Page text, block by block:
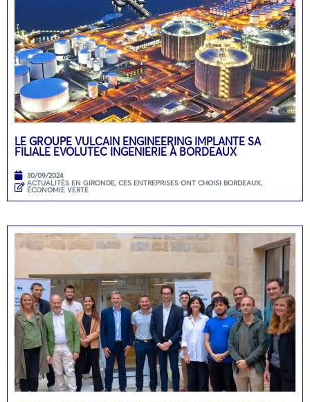
LE GROUPE VULCAIN ENGINEERING IMPLANTE SA
FILIALE EVOLUTEC INGENIERIE À BORDEAUX
30/09/2024
ACTUALITÉS EN GIRONDE, CES ENTREPRISES ONT CHOISI BORDEAUX,
ÉCONOMIE VERTE